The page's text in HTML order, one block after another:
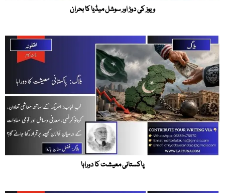
ویوز کی دوڑ اور سوشل میڈیا کا بحران
پاکستانی معیشت کا دوراہا